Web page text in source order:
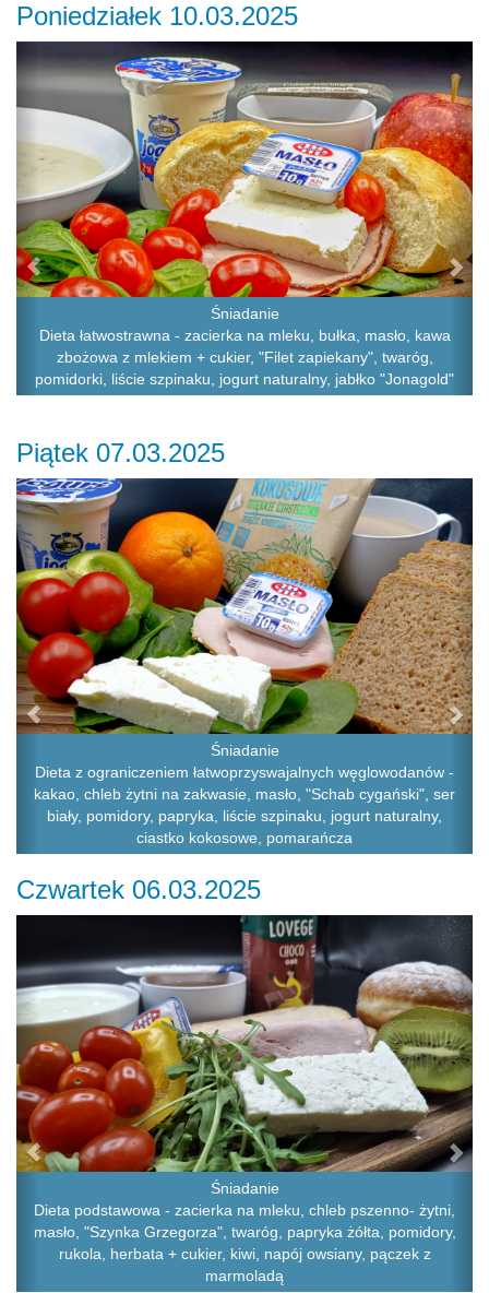
Poniedziałek 10.03.2025
Śniadanie
Dieta łatwostrawna - zacierka na mleku, bułka, masło, kawa
zbożowa z mlekiem + cukier, "Filet zapiekany", twaróg,
pomidorki, liście szpinaku, jogurt naturalny, jabłko "Jonagold"
Previous
Piątek 07.03.2025
Śniadanie
Dieta z ograniczeniem łatwoprzyswajalnych węglowodanów -
kakao, chleb żytni na zakwasie, masło, "Schab cygański", ser
biały, pomidory, papryka, liście szpinaku, jogurt naturalny,
ciastko kokosowe, pomarańcza
Previous
Czwartek 06.03.2025
Śniadanie
Dieta podstawowa - zacierka na mleku, chleb pszenno- żytni,
masło, "Szynka Grzegorza", twaróg, papryka żółta, pomidory,
rukola, herbata + cukier, kiwi, napój owsiany, pączek z
marmoladą